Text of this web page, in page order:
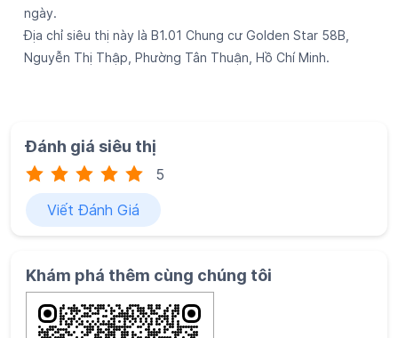
ngày.
Địa chỉ siêu thị này là B1.01 Chung cư Golden Star 58B,
Nguyễn Thị Thập, Phường Tân Thuận, Hồ Chí Minh.
Đánh giá siêu thị
5
Viết Đánh Giá
Khám phá thêm cùng chúng tôi